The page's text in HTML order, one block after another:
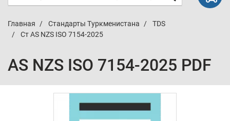
Главная Стандарты Туркменистана
TDS
Ст AS NZS ISO 7154-2025
AS NZS ISO 7154-2025 PDF